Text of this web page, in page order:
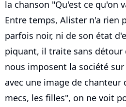
la chanson "Qu'est ce qu'on
Entre temps, Alister n'a rien
parfois noir, ni de son état
piquant, il traite sans détour
nous imposent la société
avec une image de chanteur
mecs, les filles", on ne voit